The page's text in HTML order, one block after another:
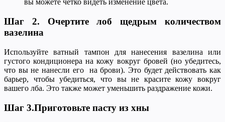
вы можете четко видеть изменение цвета.
Шаг 2. Очертите лоб щедрым количеством
вазелина
Используйте ватный тампон для нанесения вазелина или
густого кондиционера на кожу вокруг бровей (но убедитесь,
что вы не нанесли его на брови). Это будет действовать как
барьер, чтобы убедиться, что вы не красите кожу вокруг
вашего лба. Это также может уменьшить раздражение кожи.
Шаг 3.Приготовьте пасту из хны